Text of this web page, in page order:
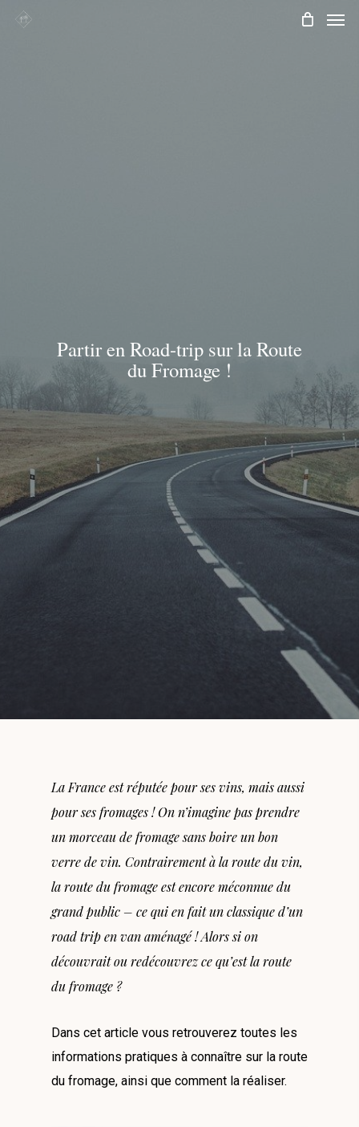
Skip
Partir en Road-trip sur la Route
du Fromage !
La France est réputée pour ses vins, mais aussi
pour ses fromages ! On n’imagine pas prendre
un morceau de fromage sans boire un bon
verre de vin. Contrairement à la route du vin,
la route du fromage est encore méconnue du
grand public – ce qui en fait un classique d’un
road trip en van aménagé ! Alors si on
découvrait ou redécouvrez ce qu’est la route
du fromage ?
Dans cet article vous retrouverez toutes les
informations pratiques à connaître sur la route
du fromage, ainsi que comment la réaliser.